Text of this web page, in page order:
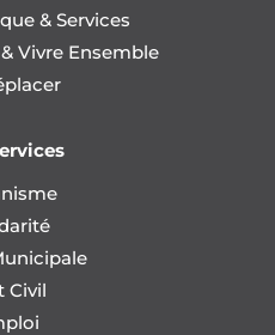
& Services
Vivre Ensemble
Civil